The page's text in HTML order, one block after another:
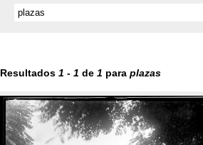
Resultados 1 - 1 de 1 para plazas